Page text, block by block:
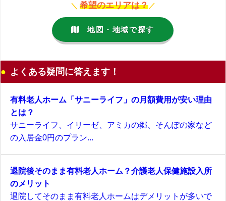
＼ 希望のエリアは？ ／
地図・地域で探す
よくある疑問に答えます！
有料老人ホーム「サニーライフ」の月額費用が安い理由
とは？
サニーライフ、イリーゼ、アミカの郷、そんぽの家など
の入居金0円のプラン...
退院後そのまま有料老人ホーム？介護老人保健施設入所
のメリット
退院してそのまま有料老人ホームはデメリットが多いで